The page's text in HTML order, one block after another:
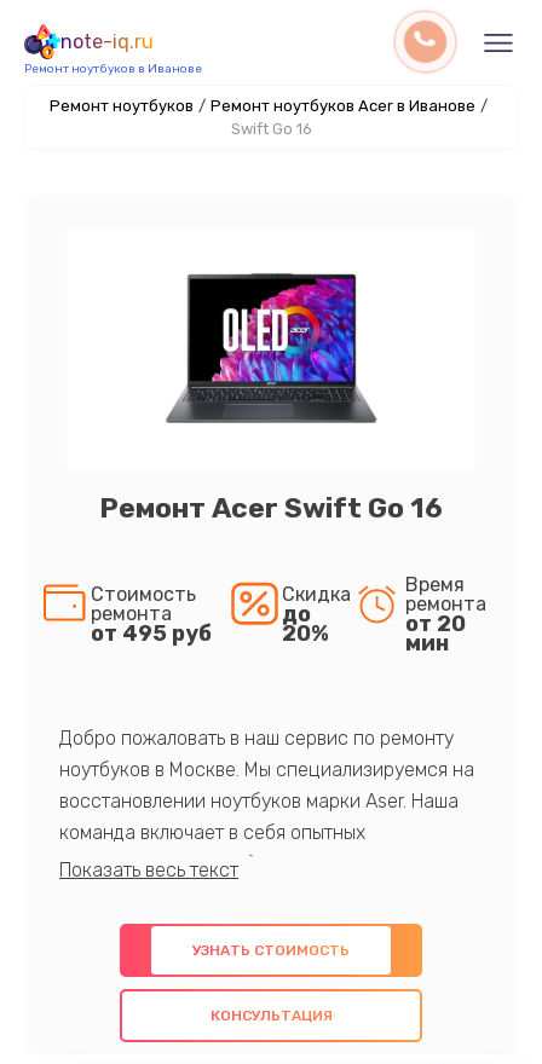
note-iq.ru
Ремонт ноутбуков в Иванове
Ремонт ноутбуков / Ремонт ноутбуков Acer в Иванове /
Swift Go 16
Ремонт Acer Swift Go 16
Стоимость
ремонта
от 495 руб
Скидка
до
20%
Время
ремонта
от 20
мин
Добро пожаловать в наш сервис по ремонту
ноутбуков в Москве. Мы специализируемся на
восстановлении ноутбуков марки Aser. Наша
команда включает в себя опытных
профессионалов с обширными знаниями и
предлагаем быстрый и качественный ремонт с
использованием оригинальных компонентов, а
также гарантируем качество всех
проведенных работ. Наша цель - предоставить
УЗНАТЬ СТОИМОСТЬ
КОНСУЛЬТАЦИЯ